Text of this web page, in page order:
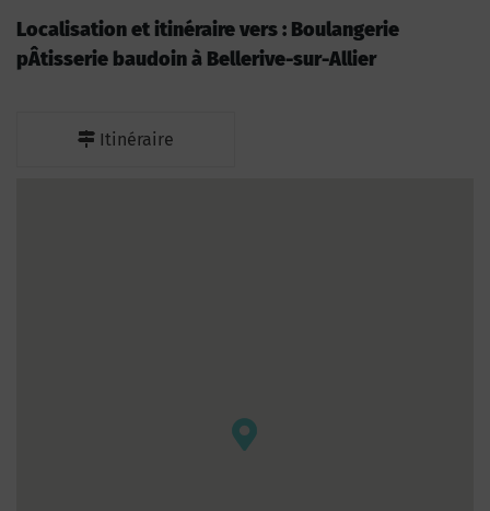
Localisation et itinéraire vers : Boulangerie
pÂtisserie baudoin à Bellerive-sur-Allier
Itinéraire